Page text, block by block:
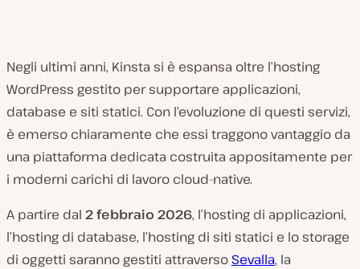
Negli ultimi anni, Kinsta si è espansa oltre l’hosting
WordPress gestito per supportare applicazioni,
database e siti statici. Con l’evoluzione di questi servizi,
è emerso chiaramente che essi traggono vantaggio da
una piattaforma dedicata costruita appositamente per
i moderni carichi di lavoro cloud-native.
A partire dal 2 febbraio 2026, l’hosting di applicazioni,
l’hosting di database, l’hosting di siti statici e lo storage
di oggetti saranno gestiti attraverso Sevalla, la